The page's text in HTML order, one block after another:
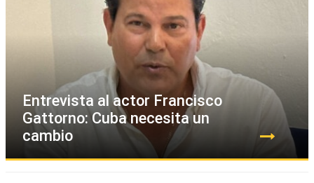
Entrevista al actor Francisco
Gattorno: Cuba necesita un
cambio